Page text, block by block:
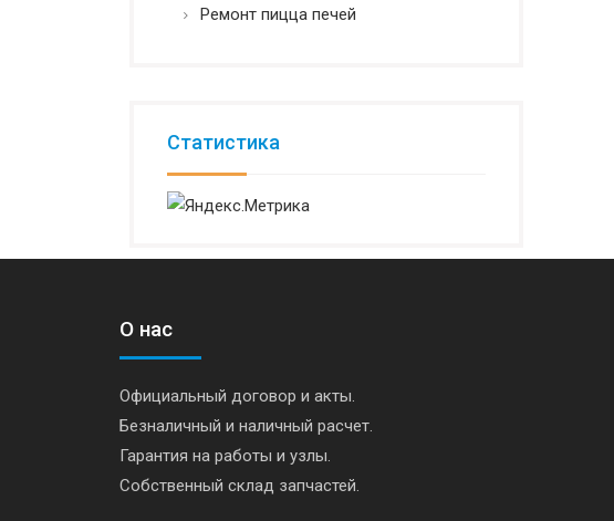
Ремонт пицца печей
Статистика
О нас
Официальный договор и акты.
Безналичный и наличный расчет.
Гарантия на работы и узлы.
Собственный склад запчастей.